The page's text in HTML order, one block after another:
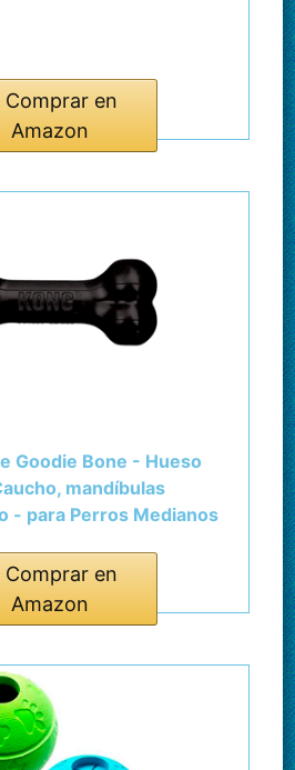
Comprar en
Amazon
Goodie Bone - Hueso
mandíbulas
- para Perros Medianos
Comprar en
Amazon